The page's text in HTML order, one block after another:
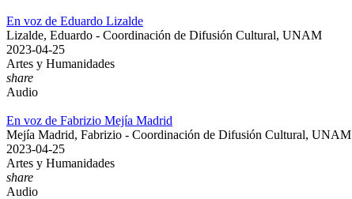
En voz de Eduardo Lizalde
Lizalde, Eduardo - Coordinación de Difusión Cultural, UNAM
2023-04-25
Artes y Humanidades
share
Audio
En voz de Fabrizio Mejía Madrid
Mejía Madrid, Fabrizio - Coordinación de Difusión Cultural, UNAM
2023-04-25
Artes y Humanidades
share
Audio